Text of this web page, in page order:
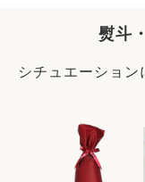
熨斗
シチュエーショ